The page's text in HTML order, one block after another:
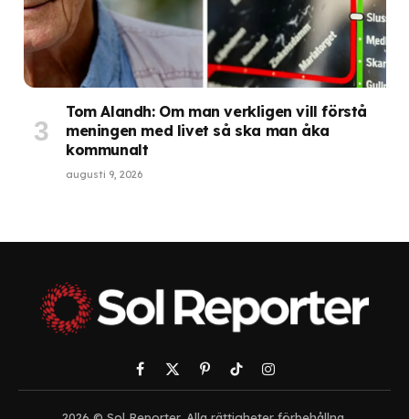
Tom Alandh: Om man verkligen vill förstå
meningen med livet så ska man åka
kommunalt
augusti 9, 2026
Facebook
X
(Twitter)
PinterestTikTokInstagram